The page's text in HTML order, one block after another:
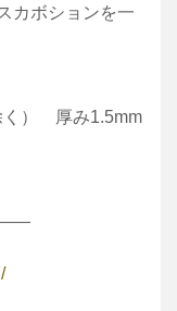
カボションを一
く） 厚み1.5mm